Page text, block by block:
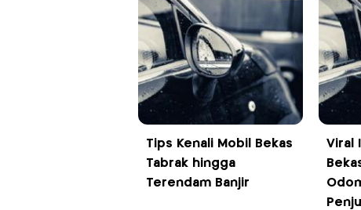
Tips Kenali Mobil Bekas
Tabrak hingga
Terendam Banjir
Viral